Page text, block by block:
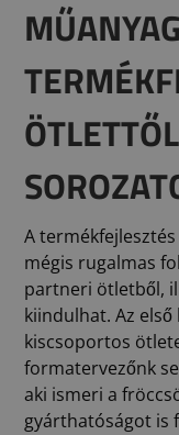
MŰANYAG
A
mégis rugalmas
partneri ötletből,
kiindulhat. Az
kiscsoportos
formatervezőnk
aki ismeri a
gyárthatóságot is